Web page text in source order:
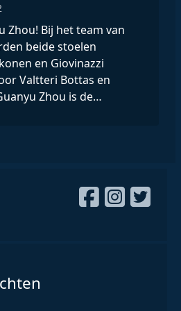
Zhou! Bij het team van
beide stoelen
en Giovinazzi
Valtteri Bottas en
Zhou is de…